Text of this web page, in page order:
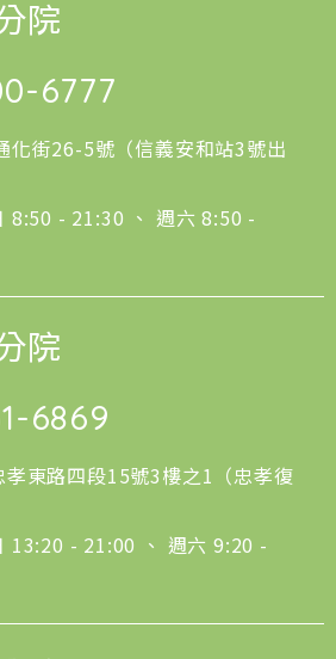
院
6777
化街26-5號（信義安和站3號出
8:50 - 21:30 、 週六 8:50 -
院
6869
孝東路四段15號3樓之1（忠孝復
13:20 - 21:00 、 週六 9:20 -